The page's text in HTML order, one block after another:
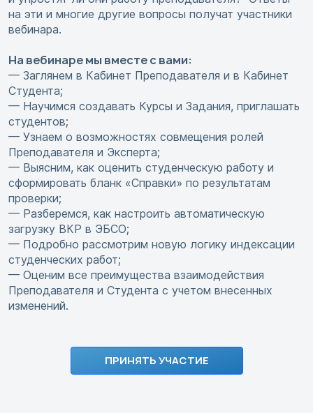
на эти и многие другие вопросы получат участники
вебинара.
На вебинаре мы вместе с вами:
— Заглянем в Кабинет Преподавателя и в Кабинет
Студента;
— Научимся создавать Курсы и Задания, приглашать
студентов;
— Узнаем о возможностях совмещения ролей
Преподавателя и Эксперта;
— Выясним, как оценить студенческую работу и
сформировать бланк «Справки» по результатам
проверки;
— Разберемся, как настроить автоматическую
загрузку ВКР в ЭБСО;
— Подробно рассмотрим новую логику индексации
студенческих работ;
— Оценим все преимущества взаимодействия
Преподавателя и Студента с учетом внесенных
изменений.
ПРИНЯТЬ УЧАСТИЕ